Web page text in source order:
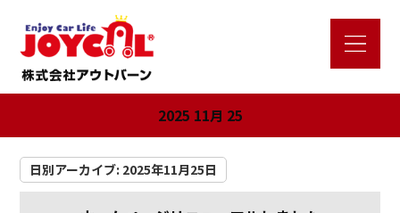
2025 11月 25
日別アーカイブ: 2025年11月25日